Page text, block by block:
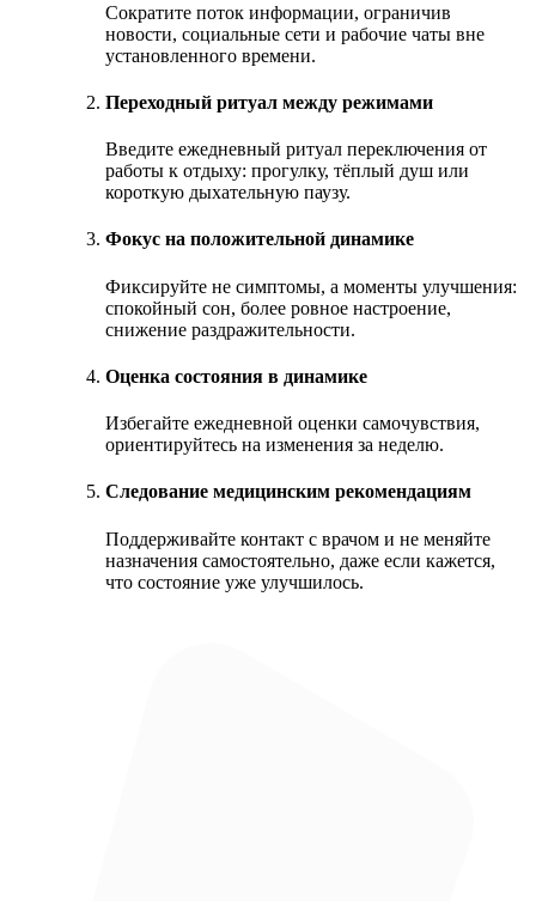
Сократите поток информации, ограничив
новости, социальные сети и рабочие чаты вне
установленного времени.
Переходный ритуал между режимами
Введите ежедневный ритуал переключения от
работы к отдыху: прогулку, тёплый душ или
короткую дыхательную паузу.
Фокус на положительной динамике
Фиксируйте не симптомы, а моменты улучшения:
спокойный сон, более ровное настроение,
снижение раздражительности.
Оценка состояния в динамике
Избегайте ежедневной оценки самочувствия,
ориентируйтесь на изменения за неделю.
Следование медицинским рекомендациям
Поддерживайте контакт с врачом и не меняйте
назначения самостоятельно, даже если кажется,
что состояние уже улучшилось.